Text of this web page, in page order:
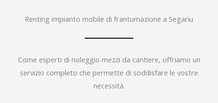
Renting impianto mobile di frantumazione a Segariu
Come esperti di noleggio mezzi da cantiere, offriamo un
servizio completo che permette di soddisfare le vostre
necessità.